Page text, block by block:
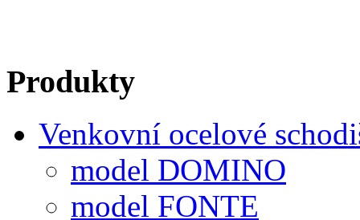
Produkty
Venkovní ocelové
model DOMINO
model FONTE